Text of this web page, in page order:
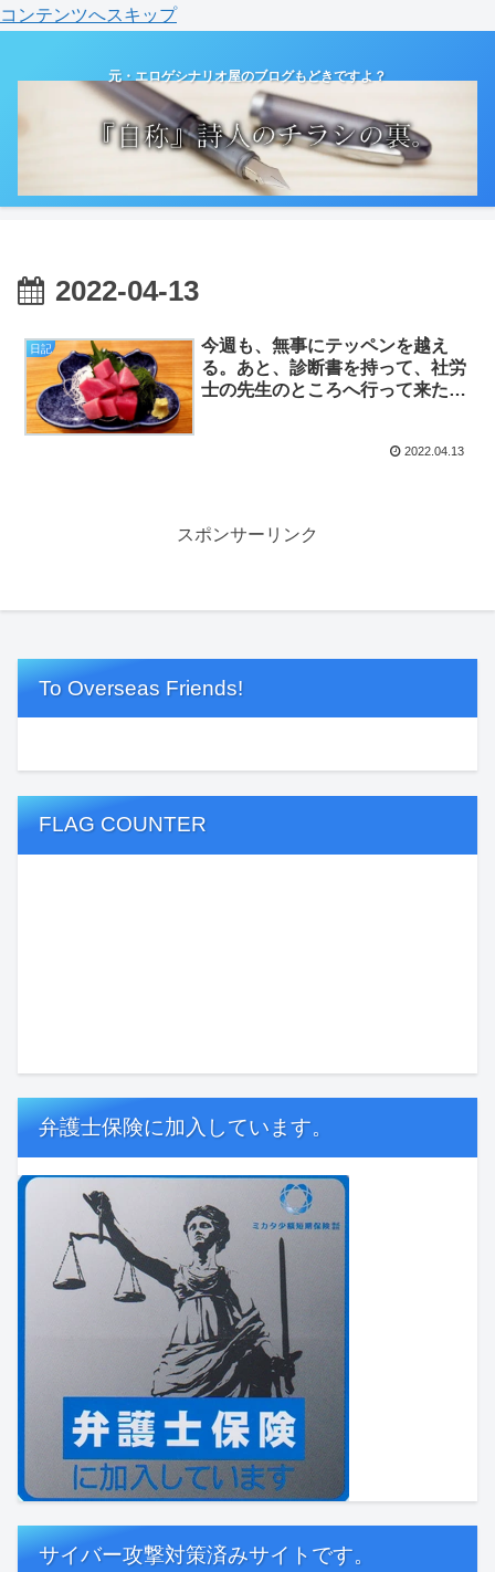
コンテンツへスキップ
元・エロゲシナリオ屋のブログもどきですよ？
2022-04-13
日記
今週も、無事にテッペンを越え
る。あと、診断書を持って、社労
士の先生のところへ行って来た。
2022.04.13
スポンサーリンク
To Overseas Friends!
FLAG COUNTER
弁護士保険に加入しています。
サイバー攻撃対策済みサイトです。